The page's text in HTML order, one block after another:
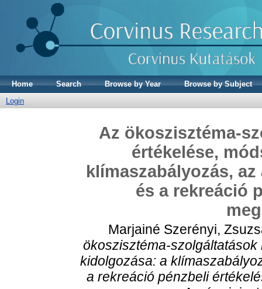
Home Search Browse by Year
Browse by Subject
Login
Az ökoszisztéma-
értékelése,
klímaszabályozás,
és a rekreáció
Marjainé Szerényi,
ökoszisztéma-
kidolgozása: a
a rekreáció pénzbeli